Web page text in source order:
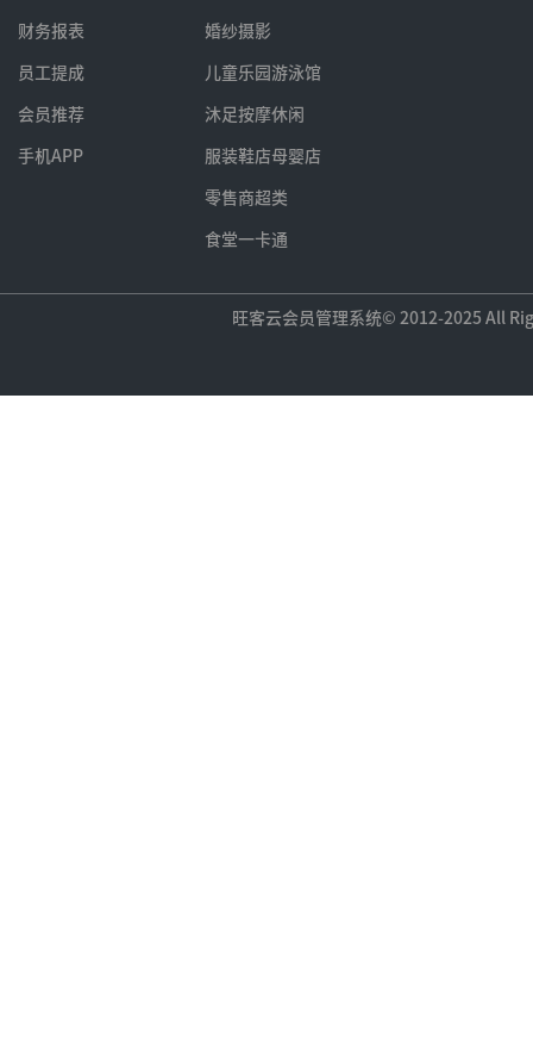
财务报表
员工提成
会员推荐
手机APP
婚纱摄影
儿童乐园游泳馆
沐足按摩休闲
服装鞋店母婴店
零售商超类
食堂一卡通
旺客云会员管理系统© 2012-2025 All